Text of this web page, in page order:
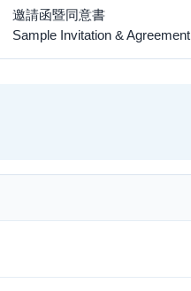
邀請函暨同意書
Sample Invitation & Agreement